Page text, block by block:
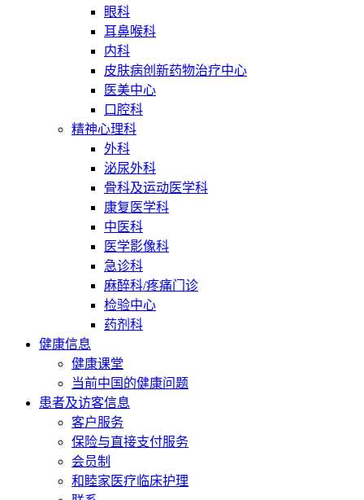
眼科
耳鼻喉科
内科
皮肤病创新药物治疗中心
医美中心
口腔科
精神心理科
外科
泌尿外科
骨科及运动医学科
康复医学科
中医科
医学影像科
急诊科
麻醉科/疼痛门诊
检验中心
药剂科
健康信息
健康课堂
当前中国的健康问题
患者及访客信息
客户服务
保险与直接支付服务
会员制
和睦家医疗临床护理